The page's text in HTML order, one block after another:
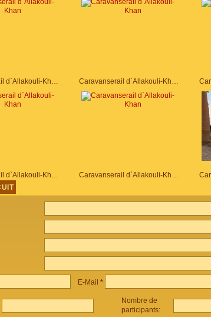
Caravanserail d`Allakouli-Khan Caravanserail d`Allakouli-Khan
Caravanserail d`Allakouli-Khan Caravanserail d`Allakouli-Khan
E-Mail *
Nombre de
participants: